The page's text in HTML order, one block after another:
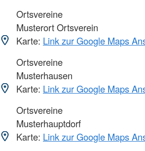
Ortsvereine
Musterort Ortsverein
Karte: Link zur Google Maps
Ortsvereine
Musterhausen
Karte: Link zur Google Maps
Ortsvereine
Musterhauptdorf
Karte: Link zur Google Maps